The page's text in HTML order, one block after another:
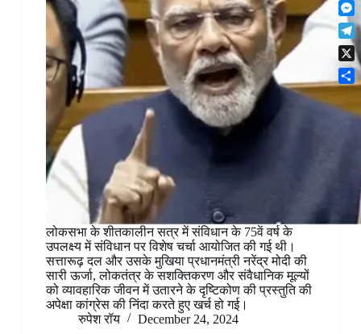
लोकसभा के शीतकालीन सत्र में संविधान के 75वें वर्ष के
उपलक्ष्य में संविधान पर विशेष चर्चा आयोजित की गई थी।
सत्तारूढ़ दल और उसके मुखिया प्रधानमंत्री नरेंद्र मोदी की
सारी ऊर्जा, लोकतंत्र के सशक्तिकरण और संवैधानिक मूल्यों
को व्यावहारिक जीवन में उतारने के दृष्टिकोण की प्रस्तुति की
अपेक्षा कांग्रेस की निंदा करते हुए खर्च हो गई।
रुपेश रॉय
December 24, 2024
o
k
r
e
s
t
t
s
A
p
p
n
k
e
d
I
l
i
p
b
o
r
M
e
s
s
e
n
T
e
l
g
X
h